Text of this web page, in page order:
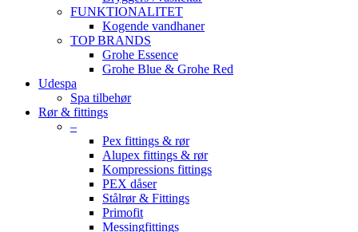
FUNKTIONALITET
Kogende vandhaner
TOP BRANDS
Grohe Essence
Grohe Blue & Grohe Red
Udespa
Spa tilbehør
Rør & fittings
–
Pex fittings & rør
Alupex fittings & rør
Kompressions fittings
PEX dåser
Stålrør & Fittings
Primofit
Messingfittings